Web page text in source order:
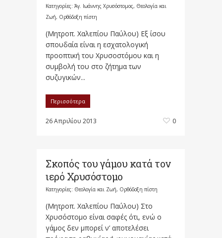
Κατηγορίες: Άγ. Ιωάννης Χρυσόστομος, Θεολογία και
Ζωή, Ορθόδοξη πίστη
(Μητροπ. Χαλεπίου Παύλου) Εξ ίσου
σπουδαία είναι η εσχατολογική
προοπτική του Χρυσοστόμου και η
συμβολή του στο ζήτημα των
συζυγικών...
Περισσότερα
26 Απριλίου 2013 0
Σκοπός του γάμου κατά τον
ιερό Χρυσόστομο
Κατηγορίες: Θεολογία και Ζωή, Ορθόδοξη πίστη
(Μητροπ. Χαλεπίου Παύλου) Στο
Χρυσόστομο είναι σαφές ότι, ενώ ο
γάμος δεν μπορεί ν’ αποτελέσει